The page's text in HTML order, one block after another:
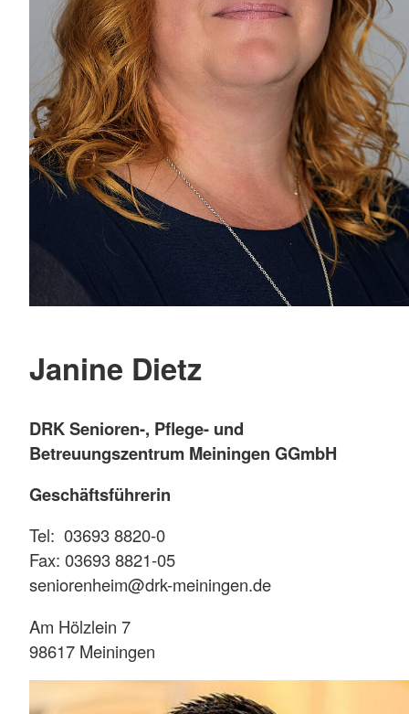
Janine Dietz
DRK Senioren-, Pflege- und
Betreuungszentrum Meiningen GGmbH
Geschäftsführerin
Tel: 03693 8820-0
Fax: 03693 8821-05
seniorenheim@drk-meiningen.de
Am Hölzlein 7
98617 Meiningen